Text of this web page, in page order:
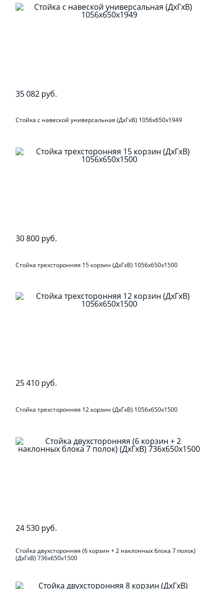
35 082 руб.
Стойка с навеской универсальная (ДхГхВ) 1056х650х1949
30 800 руб.
Стойка трехсторонняя 15 корзин (ДхГхВ) 1056х650х1500
25 410 руб.
Стойка трехсторонняя 12 корзин (ДхГхВ) 1056х650х1500
24 530 руб.
Стойка двухсторонняя (6 корзин + 2 наклонных блока 7 полок)
(ДхГхВ) 736х650х1500